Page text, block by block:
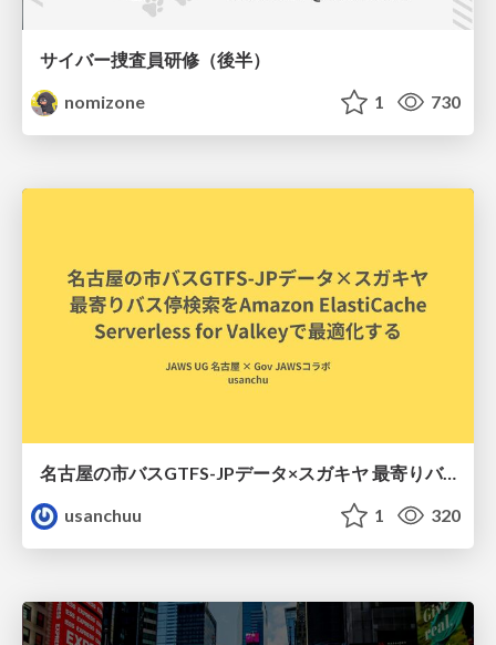
サイバー捜査員研修（後半）
nomizone
1 730
名古屋の市バスGTFS-JPデータ×スガキヤ 最寄りバス停検索をAmazon ElastiCache Serverless for Valkeyで最適化する
usanchuu
1 320